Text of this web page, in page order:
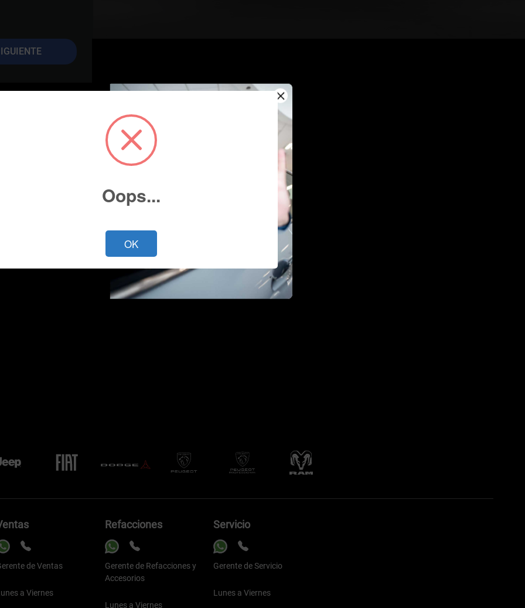
de Ventas
a Viernes
Refacciones
Gerente de Refacciones y
Accesorios
Lunes a Viernes
Servicio
Gerente de Servicio
Lunes a Viernes
Oops...
OK